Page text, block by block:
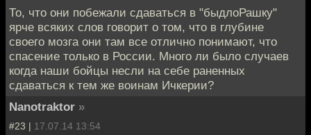
То, что они побежали сдаваться в "быдлоРашку"
ярче всяких слов говорит о том, что в глубине
своего мозга они там все отлично понимают, что
спасение только в России. Много ли было случаев
когда наши бойцы несли на себе раненных
сдаваться к тем же воинам Ичкерии?
Nanotraktor »
#23 | 17.07.14 13:54